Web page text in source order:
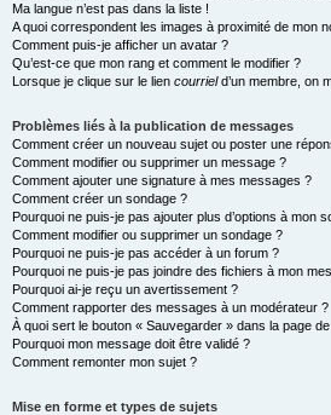
Ma langue n’est pas dans la liste !
A quoi correspondent les images à proximité de mon
Comment puis-je afficher un avatar ?
Qu’est-ce que mon rang et comment le modifier ?
Lorsque je clique sur le lien courrield’un membre, on
Problèmes liés à la publication de messages
Comment créer un nouveau sujet ou poster une
Comment modifier ou supprimer un message ?
Comment ajouter une signature à mes messages ?
Comment créer un sondage ?
Pourquoi ne puis-je pas ajouter plus d’options à mon
Comment modifier ou supprimer un sondage ?
Pourquoi ne puis-je pas accéder à un forum ?
Pourquoi ne puis-je pas joindre des fichiers à mon
Pourquoi ai-je reçu un avertissement ?
Comment rapporter des messages à un modérateur ?
À quoi sert le bouton « Sauvegarder » dans la page
Pourquoi mon message doit être validé ?
Comment remonter mon sujet ?
Mise en forme et types de sujets